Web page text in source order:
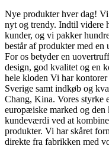
Nye produkter hver dag!
nyt og trendy. Indtil videre
kunder, og vi pakker
består af produkter med
For os betyder en
design, god kvalitet og en
hele kloden Vi har
Sverige samt indkøb og
Chang, Kina. Vores styrke
europæiske marked og den
kundeværdi ved at
produkter. Vi har skåret
direkte fra fabrikken med